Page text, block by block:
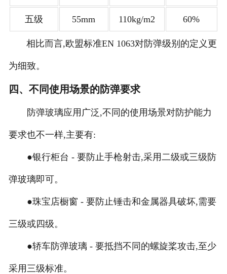
五级 55mm 110kg/m2 60%
相比而言,欧盟标准EN 1063对防弹级别的定义更
为细致。
四、不同使用场景的防弹要求
防弹玻璃应用广泛,不同的使用场景对防护能力
要求也不一样,主要有:
●银行柜台 - 要防止手枪射击,采用二级或三级防
弹玻璃即可。
●珠宝店橱窗 - 要防止锤击和金属器具破坏,需要
三级或四级。
●轿车防弹玻璃 - 要抵挡不同的螺旋桨攻击,至少
采用三级标准。